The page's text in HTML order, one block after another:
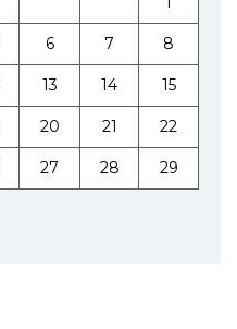
6 7 8
13 14 15
20 21 22
27 28 29